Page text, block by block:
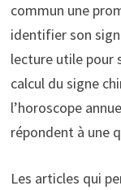
commun une
identifier son
lecture utile pour
calcul du signe
l’horoscope
répondent à une
Les articles qui